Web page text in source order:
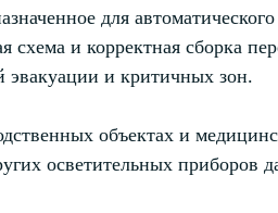
для автоматического
и корректная сборка
эвакуации и критичных зон.
объектах и
осветительных приборов